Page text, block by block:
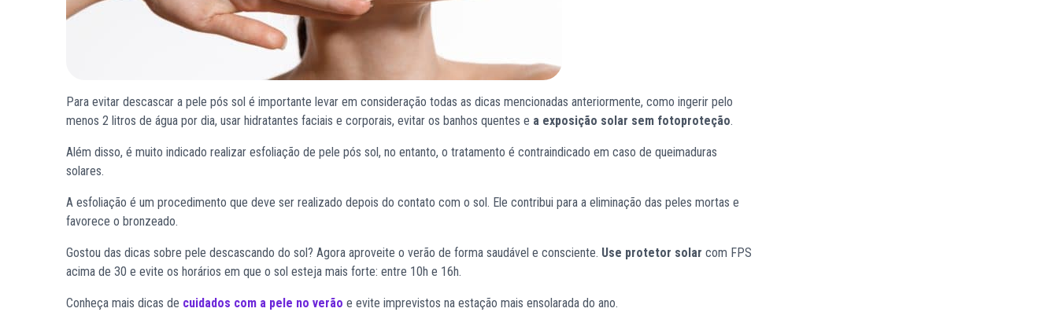
Para evitar descascar a pele pós sol é importante levar em consideração todas as dicas mencionadas anteriormente, como ingerir pelo
menos 2 litros de água por dia, usar hidratantes faciais e corporais, evitar os banhos quentes e a exposição solar sem fotoproteção.
Além disso, é muito indicado realizar esfoliação de pele pós sol, no entanto, o tratamento é contraindicado em caso de queimaduras
solares.
A esfoliação é um procedimento que deve ser realizado depois do contato com o sol. Ele contribui para a eliminação das peles mortas e
favorece o bronzeado.
Gostou das dicas sobre pele descascando do sol? Agora aproveite o verão de forma saudável e consciente. Use protetor solar com FPS
acima de 30 e evite os horários em que o sol esteja mais forte: entre 10h e 16h.
Conheça mais dicas de cuidados com a pele no verão e evite imprevistos na estação mais ensolarada do ano.